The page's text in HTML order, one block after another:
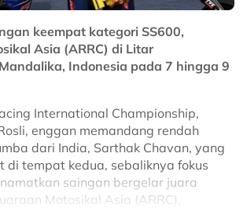
#Sukan Asia
keempat kategori SS600,
Asia (ARRC) di Litar
Indonesia pada 7 hingga 9
International Championship,
enggan memandang rendah
dari India, Sarthak Chavan, yang
di tempat kedua, sebaliknya fokus
saingan bergelar juara
Motosikal Asia (ARRC).